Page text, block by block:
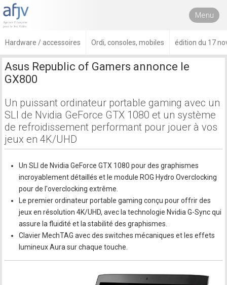
Menu
Hardware / accessoires Ordi, consoles, mobiles édition du 17
Asus Republic of Gamers annonce le
GX800
Un puissant ordinateur portable gaming avec un
SLI de Nvidia GeForce GTX 1080 et un système
de refroidissement performant pour jouer à vos
jeux en 4K/UHD
Un SLI de Nvidia GeForce GTX 1080 pour des graphismes
incroyablement détaillés et le module ROG Hydro Overclocking
pour de l'overclocking extrême.
Le premier ordinateur portable gaming conçu pour offrir des
jeux en résolution 4K/UHD, avec la technologie Nvidia G-Sync qui
assure la fluidité et la stabilité des graphismes.
Clavier MechTAG avec des switches mécaniques et les effets
lumineux Aura sur chaque touche.